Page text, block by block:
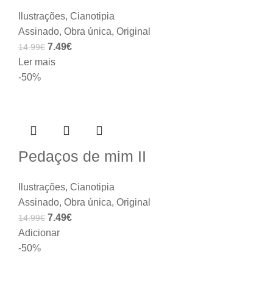
Ilustrações, Cianotipia
Assinado, Obra única, Original
14.99€ 7.49€
Ler mais
-50%
Pedaços de mim II
Ilustrações, Cianotipia
Assinado, Obra única, Original
14.99€ 7.49€
Adicionar
-50%